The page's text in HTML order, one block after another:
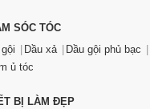
SÓC TÓC
Dầu xả
Dầu gội phủ bạc
ủ tóc
BỊ LÀM ĐẸP